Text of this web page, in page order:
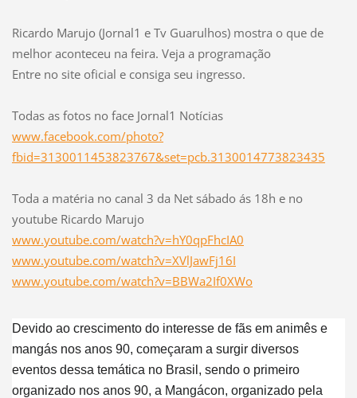
Ricardo Marujo (Jornal1 e Tv Guarulhos) mostra o que de
melhor aconteceu na feira. Veja a programação
Entre no site oficial e consiga seu ingresso.
Todas as fotos no face Jornal1 Notícias
www.facebook.com/photo?
fbid=3130011453823767&set=pcb.3130014773823435
Toda a matéria no canal 3 da Net sábado ás 18h e no
youtube Ricardo Marujo
www.youtube.com/watch?v=hY0qpFhcIA0
www.youtube.com/watch?v=XVlJawFj16I
www.youtube.com/watch?v=BBWa2If0XWo
Devido ao crescimento do interesse de fãs em animês e
mangás nos anos 90, começaram a surgir diversos
eventos dessa temática no Brasil, sendo o primeiro
organizado nos anos 90, a Mangácon, organizado pela